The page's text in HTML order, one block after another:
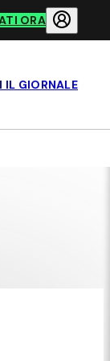
ORA
IL GIORNALE